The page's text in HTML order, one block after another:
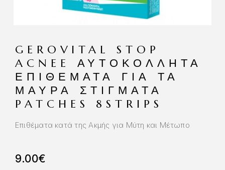
GEROVITAL STOP
ACNEE ΑΥΤΟΚΌΛΛΗΤΑ
ΕΠΙΘΈΜΑΤΑ ΓΙΑ ΤΑ
ΜΑΎΡΑ ΣΤΊΓΜΑΤΑ
PATCHES 8STRIPS
Επιθέματα κατά της Ακμής για Μύτη και Μέτωπο
9.00€